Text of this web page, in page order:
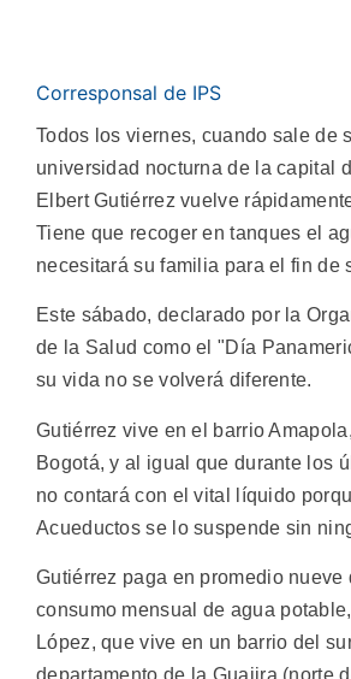
Corresponsal de IPS
Todos los viernes, cuando sale de
universidad nocturna de la capital
Elbert Gutiérrez vuelve
Tiene que recoger en tanques el
necesitará su familia para el fin de
Este sábado, declarado por la
de la Salud como el "Día
su vida no se volverá diferente.
Gutiérrez vive en el barrio
Bogotá, y al igual que durante los
no contará con el vital líquido
Acueductos se lo suspende sin
Gutiérrez paga en promedio nueve
consumo mensual de agua
López, que vive en un barrio del